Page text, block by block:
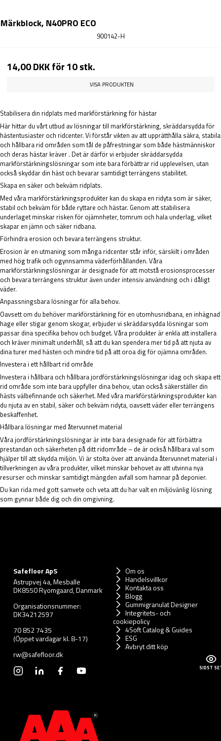
Märkblock, N40PRO ECO
900142-H
14,00 DKKför 10 stk.
VISA PRODUKTEN
Stabilisera din ridplats med markförstärkning för hästar
Här hittar du vårt utbud av lösningar till markförstärkning, skräddarsydda för
hästentusiaster och ridcenter. Vi förstår vikten av att upprätthålla säkra, stabila
och hållbara rid områden som tål de påfrestningar som både hästmänniskor
och deras hästar kräver . Det är därför vi erbjuder skräddarsydda
markförstärkningslösningar som inte bara förbättrar rid upplevelsen, utan
också skyddar din häst och bevarar samtidigt terrängens stabilitet.
Skapa en säker och bekväm ridplats.
Med våra markförstärkningsprodukter kan du skapa en ridyta som är säker,
stabil och bekväm för både ryttare och hästar. Genom att stabilisera
underlaget minskar risken för ojämnheter, tomrum och hala underlag, vilket
skapar en jämn och säker ridbana.
Förhindra erosion och bevara terrängens struktur.
Erosion är en utmaning som många ridcenter står inför, särskilt i områden
med hög trafik och ogynnsamma väderförhållanden. Våra
markförstärkningslösningar är designade för att motstå erosionsprocesser
och bevara terrängens struktur även under intensiv användning och i dåligt
väder.
Anpassningsbara lösningar för alla behov.
Oavsett om du behöver markförstärkning för en utomhusridbana, en inhägnad
hage eller stigar genom skogar, erbjuder vi skräddarsydda lösningar som
passar dina specifika behov och budget. Våra produkter är enkla att installera
och kräver minimalt underhåll, så att du kan spendera mer tid på att njuta av
dina turer med hästen och mindre tid på att oroa dig för ojämna områden.
Investera i ett hållbart rid område
Investera i hållbara och hållbara jordförstärkningslösningar idag och skapa ett
rid område som inte bara uppfyller dina behov, utan också säkerställer din
hästs välbefinnande och säkerhet. Med våra markförstärkningsprodukter kan
du njuta av en stabil, säker och bekväm ridyta, oavsett väder eller terrängens
beskaffenhet.
Hållbara lösningar med återvunnet material
Våra jordförstärkningslösningar är inte bara designade för att förbättra
prestandan och säkerheten på ditt ridområde – de är också hållbara val som
hjälper till att skydda miljön. Vi är stolta över att använda återvunnet material i
tillverkningen av våra produkter, vilket minskar behovet av att utvinna nya
resurser och minskar samtidigt mängden avfall som hamnar på deponier.
Du kan rida med gott samvete och veta att du har valt en miljövänlig lösning
som gynnar både dig och din omgivning.
Safefloor ApS
Astrupvej 4a, Mesballe
DK8550 Ryomgaard, Danmark
Organisationsnummer:
DK34212597
70 852 7435
(Öppet vardagar kl. 8-17)
rw@safefloor.dk
Om os
Handelsvillkor
Kontakta oss
Blogg
Gummigranulat Designer
Integritets- och
cookiepolicy
4Soft Catalog & Guides
ESG
Avbryt ditt köp
SIDST